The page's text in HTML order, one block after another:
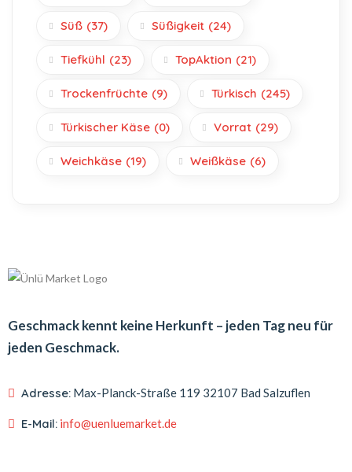
Süß (37) Süßigkeit (24)
Tiefkühl (23) TopAktion (21)
Trockenfrüchte (9) Türkisch (245)
Türkischer Käse (0) Vorrat (29)
Weichkäse (19) Weißkäse (6)
Geschmack kennt keine Herkunft – jeden Tag neu für
jeden Geschmack.
Adresse: Max-Planck-Straße 119 32107 Bad Salzuflen
E-Mail: info@uenluemarket.de